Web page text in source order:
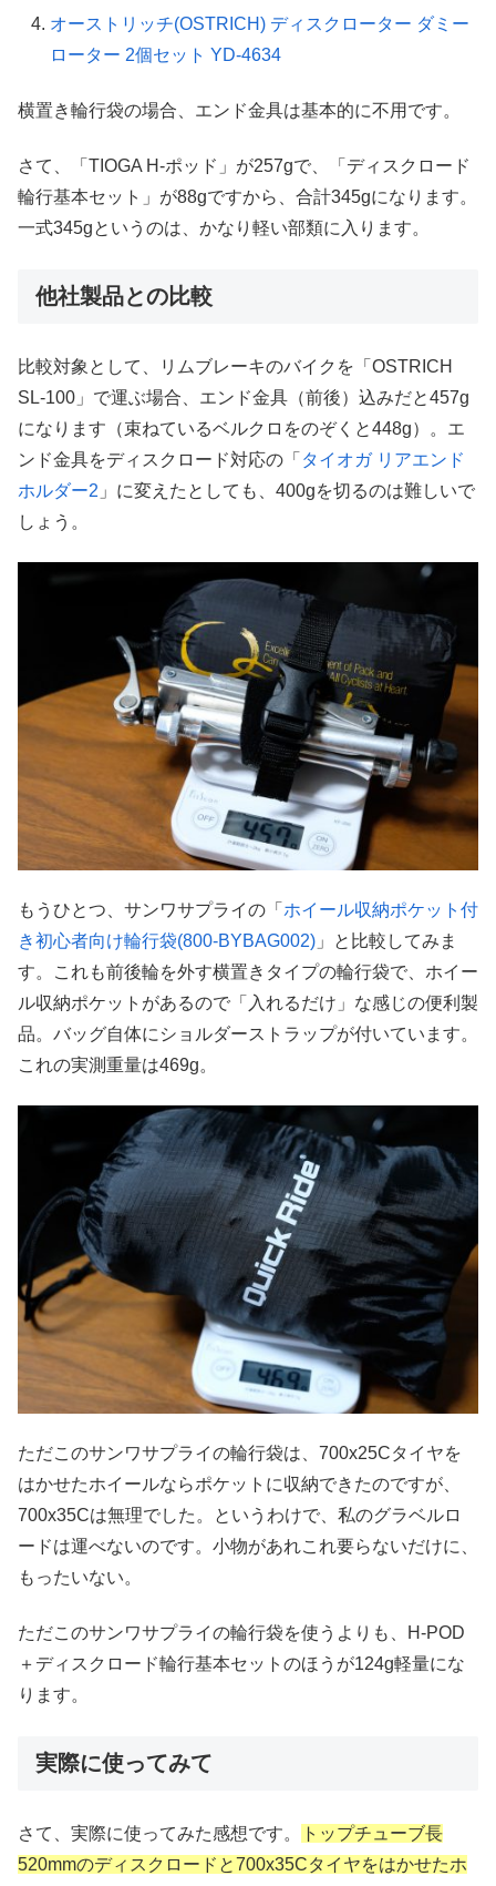
オーストリッチ(OSTRICH) ディスクローター ダミー
ローター 2個セット YD-4634
横置き輪行袋の場合、エンド金具は基本的に不用です。
さて、「TIOGA H-ポッド」が257gで、「ディスクロード
輪行基本セット」が88gですから、合計345gになります。
一式345gというのは、かなり軽い部類に入ります。
他社製品との比較
比較対象として、リムブレーキのバイクを「OSTRICH
SL-100」で運ぶ場合、エンド金具（前後）込みだと457g
になります（束ねているベルクロをのぞくと448g）。エ
ンド金具をディスクロード対応の「 タイオガ リアエンド
ホルダー2 」に変えたとしても、400gを切るのは難しいで
しょう。
もうひとつ、サンワサプライの「 ホイール収納ポケット付
き初心者向け輪行袋(800-BYBAG002) 」と比較してみま
す。これも前後輪を外す横置きタイプの輪行袋で、ホイー
ル収納ポケットがあるので「入れるだけ」な感じの便利製
品。バッグ自体にショルダーストラップが付いています。
これの実測重量は469g。
ただこのサンワサプライの輪行袋は、700x25Cタイヤを
はかせたホイールならポケットに収納できたのですが、
700x35Cは無理でした。というわけで、私のグラベルロ
ードは運べないのです。小物があれこれ要らないだけに、
もったいない。
ただこのサンワサプライの輪行袋を使うよりも、H-POD
＋ディスクロード輪行基本セットのほうが124g軽量にな
ります。
実際に使ってみて
さて、実際に使ってみた感想です。
トップチューブ長
520mmのディスクロードと700x35Cタイヤをはかせたホ